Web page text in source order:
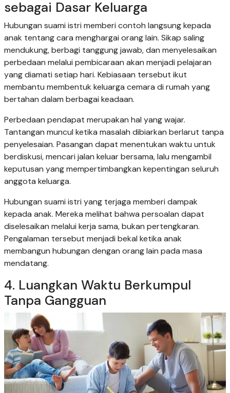
sebagai Dasar Keluarga
Hubungan suami istri memberi contoh langsung kepada
anak tentang cara menghargai orang lain. Sikap saling
mendukung, berbagi tanggung jawab, dan menyelesaikan
perbedaan melalui pembicaraan akan menjadi pelajaran
yang diamati setiap hari. Kebiasaan tersebut ikut
membantu membentuk keluarga cemara di rumah yang
bertahan dalam berbagai keadaan.
Perbedaan pendapat merupakan hal yang wajar.
Tantangan muncul ketika masalah dibiarkan berlarut tanpa
penyelesaian. Pasangan dapat menentukan waktu untuk
berdiskusi, mencari jalan keluar bersama, lalu mengambil
keputusan yang mempertimbangkan kepentingan seluruh
anggota keluarga.
Hubungan suami istri yang terjaga memberi dampak
kepada anak. Mereka melihat bahwa persoalan dapat
diselesaikan melalui kerja sama, bukan pertengkaran.
Pengalaman tersebut menjadi bekal ketika anak
membangun hubungan dengan orang lain pada masa
mendatang.
4. Luangkan Waktu Berkumpul
Tanpa Gangguan